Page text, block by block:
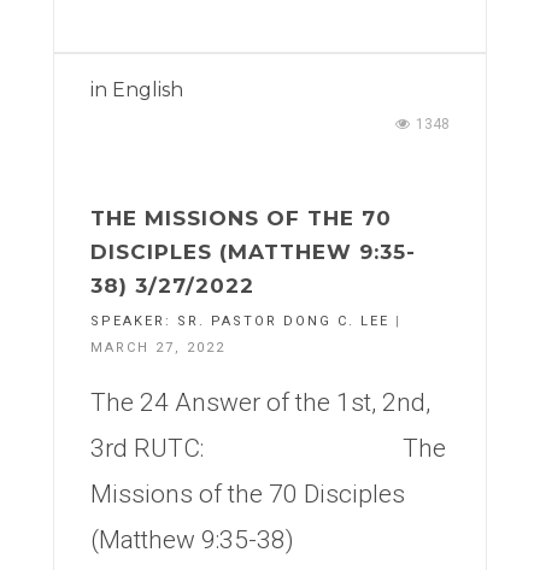
in English
1348
THE MISSIONS OF THE 70
DISCIPLES (MATTHEW 9:35-
38) 3/27/2022
SPEAKER: SR. PASTOR DONG C. LEE
|
MARCH 27, 2022
The 24 Answer of the 1st, 2nd,
3rd RUTC: The
Missions of the 70 Disciples
(Matthew 9:35-38)